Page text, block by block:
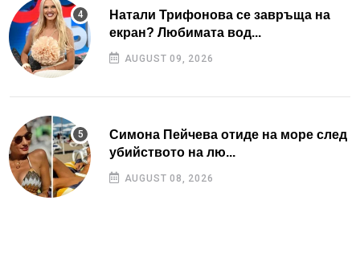
Натали Трифонова се завръща на
екран? Любимата вод...
AUGUST 09, 2026
Симона Пейчева отиде на море след
убийството на лю...
AUGUST 08, 2026